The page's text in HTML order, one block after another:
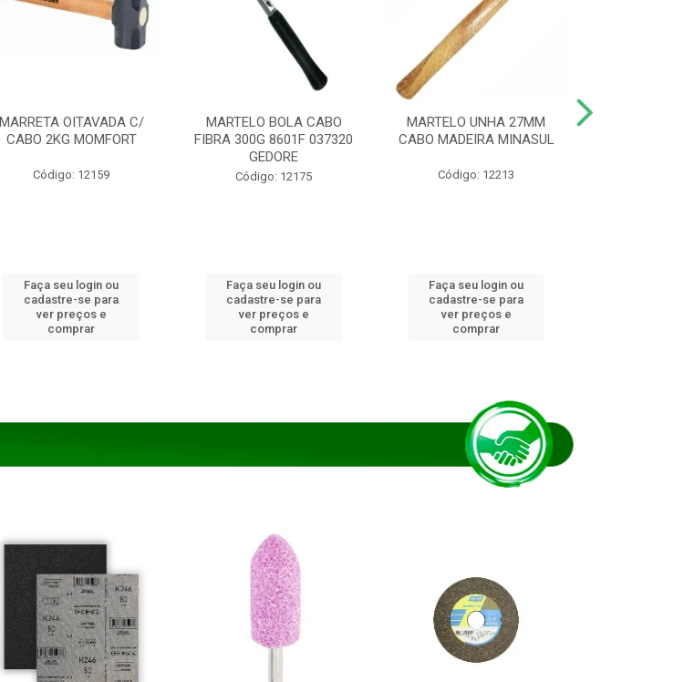
MARRETA OITAVADA C/
CABO 2KG MOMFORT
Código: 12159
Faça seu login ou
cadastre-se para
ver preços e
comprar
MARTELO BOLA CABO
FIBRA 300G 8601F 037320
GEDORE
Código: 12175
Faça seu login ou
cadastre-se para
ver preços e
comprar
MARTELO UNHA 27MM
CABO MADEIRA MINASUL
Código: 12213
Faça seu login ou
cadastre-se para
ver preços e
comprar